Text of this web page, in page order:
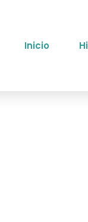
Inicio